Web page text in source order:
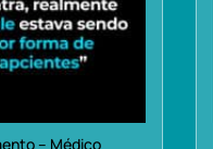
– Médico